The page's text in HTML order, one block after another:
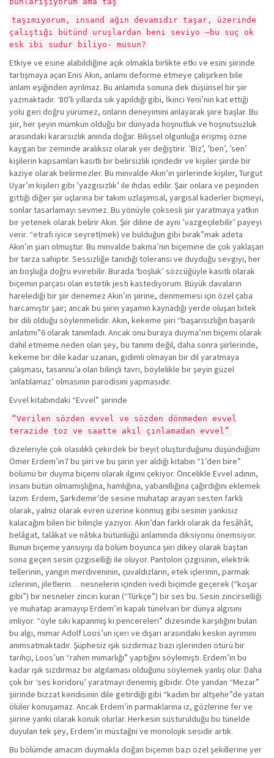
taşımıyorum, insand ağın devamıdır taşar, üzerinde
çalıştığı bütünd uruşlardan beni seviyo –bu suç ok
esk ibi sudur biliyo- musun?
Etkiye ve esine alabildiğine açık olmakla birlikte etki ve esini şiirinde
tartışmaya açan Enis Akın, anlamı deforme etmeye çalışırken bile
anlam eşiğinden ayrılmaz. Bu anlamda sonuna dek düşünsel bir şiir
yazmaktadır. ‘80’li yıllarda sık yapıldığı gibi, İkinci Yeni’nin kat ettiği
yolu geri doğru yürümez, onların deneyimini anlayarak şiire başlar. Bu
şiir, her şeyin mümkün olduğu bir dünyada hoşnutluk ve hoşnutsuzluk
arasındaki kararsızlık anında doğar. Bilişsel olgunluğa erişmiş özne
kaygan bir zeminde aralıksız olarak yer değiştirir. ’Biz’, ’ben’, ’sen’
kişilerin kapsamları kasıtlı bir belirsizlik içindedir ve kişiler şiirde bir
kaziye olarak belirmezler. Bu minvalde Akın’ın şiirlerinde kişiler, Turgut
Uyar’ın kişileri gibi ’yazgısızlık’ ile ihdas edilir. Şair onlara ve peşinden
gittiği diğer şiir uçlarına bir takım uzlaşımsal, yargısal kaderler biçmeyi,
sonlar tasarlamayı sevmez. Bu yönüyle çoksesli şiir yaratmaya yatkın
bir yetenek olarak belirir Akın. Şiir diline de aynı ’vazgeçilebilir’ payeyi
verir. “etrafı iyice seyret(mek) ve bulduğun gibi bırak”mak adeta
Akın’ın şiarı olmuştur. Bu minvalde bakma’nın biçemine de çok yaklaşan
bir tarza sahiptir. Sessizliğe tanıdığı toleransı ve duyduğu sevgiyi, her
an boşluğa doğru evirebilir. Burada ‘boşluk’ sözcüğüyle kasıtlı olarak
biçemin parçası olan estetik jesti kastediyorum. Büyük davaların
harelediği bir şiir denemez Akın’ın şiirine, denmemesi için özel çaba
harcamıştır şair; ancak bu şiirin yaşamın kaynadığı yerde oluşan bitek
bir dili olduğu söylenmelidir. Akın, kekeme şiiri “başarısızlığın başarılı
anlatımı”6 olarak tanımladı. Ancak onu buraya duyma’nın biçemi olarak
dahil etmeme neden olan şey, bu tanımı değil, daha sonra şiirlerinde,
kekeme bir dile kadar uzanan, gidimli olmayan bir dil yaratmaya
çalışması, tasannu’a olan bilinçli tavrı, böylelikle bir şeyin güzel
‘anlatılamaz’ olmasının parodisini yapmasıdır.
Evvel kitabındaki “Evvel” şiirinde
“Verilen sözden evvel ve sözden dönmeden evvel
terazide toz ve saatte akıl çınlamadan evvel”
dizeleriyle çok olasılıklı çekirdek bir beyit oluşturduğunu düşündüğüm
Ömer Erdem’in7 bu şiiri ve bu şiirin yer aldığı kitabın “1’den bire”
bölümü bir duyma biçemi olarak ilgimi çekiyor. Öncelikle Evvel adının,
insanı bütün olmamışlığına, hamlığına, yabanıllığına çağırdığını eklemek
lazım. Erdem, Şarkdemir’de sesine muhatap arayan sesten farklı
olarak, yalnız olarak evren üzerine konmuş gibi sesinin yankısız
kalacağını bilen bir bilinçle yazıyor. Akın’dan farklı olarak da fesâhât,
belâgat, talâkat ve nâtıka bütünlüğü anlamında diksiyonu önemsiyor.
Bunun biçeme yansıyışı da bölüm boyunca şiiri dikey olarak baştan
sona geçen sesin çizgiselliği ile oluyor. Pantolon çizgisinin, elektrik
tellerinin, yangın merdiveninin, çuvaldızların, etek içlerinin, parmak
izlerinin, jiletlerin… nesnelerin içinden ivedi biçimde geçerek (“koşar
gibi”) bir nesneler zinciri kuran (“Türkçe”) bir ses bu. Sesin zincirselliği
ve muhatap aramayışı Erdem’in kapalı tünelvari bir dünya algısını
imliyor. “öyle sıkı kapanmış ki pencereleri” dizesinde karşılığını bulan
bu algı, mimar Adolf Loos’un içeri ve dışarı arasındaki keskin ayrımını
anımsatmaktadır. Şüphesiz ışık sızdırmaz bazı işlerinden ötürü bir
tarihçi, Loos’un “rahim mimarlığı” yaptığını söylemişti. Erdem’in bu
kadar ışık sızdırmaz bir algılaması olduğunu söylemek yanlış olur. Daha
çok bir ‘ses koridoru’ yaratmayı denemiş gibidir. Öte yandan “Mezar”
şiirinde bizzat kendisinin dile getirdiği gibi “kadim bir altşehir”de yatan
ölüler konuşamaz. Ancak Erdem’in parmaklarına iz, gözlerine fer ve
şiirine yankı olarak konuk olurlar. Herkesin susturulduğu bu tünelde
duyulan tek şey, Erdem’in müstağni ve monolojik sesidir artık.
Bu bölümde amacım duymakla doğan biçemin bazı özel şekillerine yer